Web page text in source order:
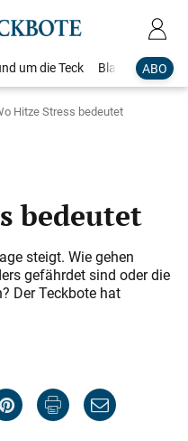
ABO
um die Teck Blaulicht
Hitze Stress bedeutet
bedeutet
steigt. Wie gehen
gefährdet sind oder die
Der Teckbote hat